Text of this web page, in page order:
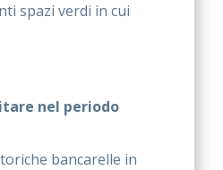
spazi verdi in cui
nel periodo
bancarelle in